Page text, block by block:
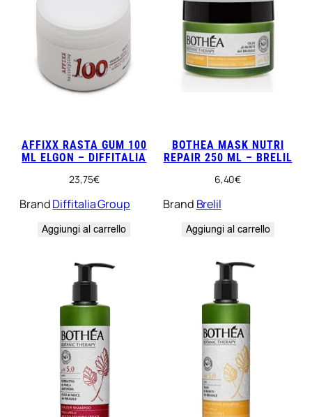
AFFIXX RASTA GUM 100
ML ELGON – DIFFITALIA
23,75€
BrandDiffitalia Group
Aggiungi al carrello
BOTHEA MASK NUTRI
REPAIR 250 ML – BRELIL
6,40€
Brand Brelil
Aggiungi al carrello